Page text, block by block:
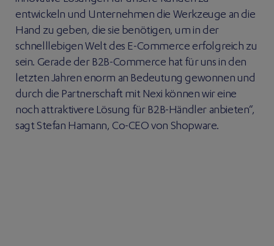
entwickeln und Unternehmen die Werkzeuge an die
Hand zu geben, die sie benötigen, um in der
schnelllebigen Welt des E-Commerce erfolgreich zu
sein. Gerade der B2B-Commerce hat für uns in den
letzten Jahren enorm an Bedeutung gewonnen und
durch die Partnerschaft mit Nexi können wir eine
noch attraktivere Lösung für B2B-Händler anbieten“,
sagt Stefan Hamann, Co-CEO von Shopware.